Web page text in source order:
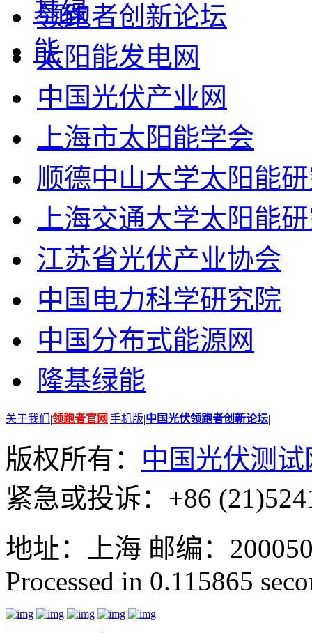
领跑者创新论坛
太阳能发电网
中国光伏产业网
上海市太阳能学会
顺德中山大学太阳能
上海交通大学太阳能
江苏省光伏产业协会
中国电力科学研究院
中国分布式能源网
隆基绿能
关于我们 |领跑者官网|手机版|中国光伏领跑者创新论坛|
版权所有： 中国光伏测试
紧急或投诉：+86
地址：上海 邮编：
Processed in 0.115865